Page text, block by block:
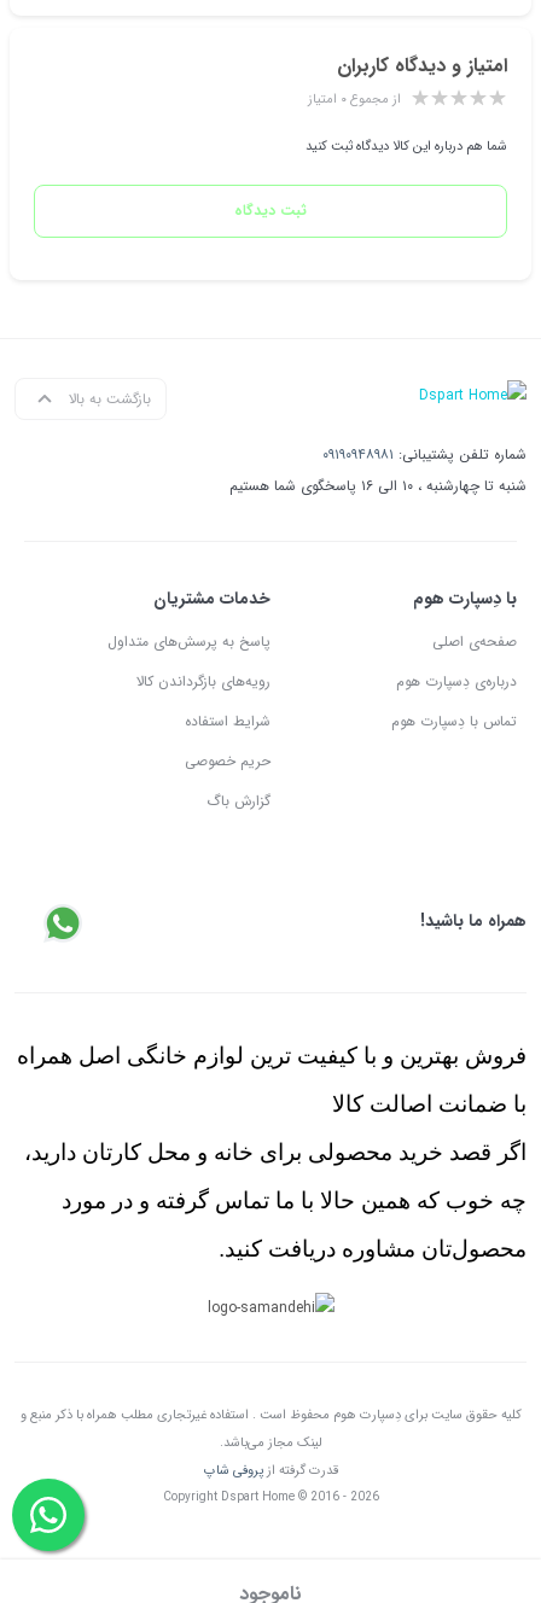
امتیاز و دیدگاه کاربران
از مجموع ۰ امتیاز
شما هم درباره این کالا دیدگاه ثبت کنید
ثبت دیدگاه
ناموجود
بازگشت به بالا
شماره تلفن پشتیبانی: ۰۹۱۹۰۹۴۸۹۸۱
شنبه تا چهارشنبه ، ۱۰ الی ۱۶ پاسخگوی شما هستیم
با دِسپارت هوم
صفحه‌ی اصلی
درباره‌ی دِسپارت هوم
تماس با دِسپارت هوم
خدمات مشتریان
پاسخ به پرسش‌های متداول
رویه‌های بازگرداندن کالا
شرایط استفاده
حریم خصوصی
گزارش باگ
همراه ما باشید!
فروش بهترین و با کیفیت ترین لوازم خانگی اصل همراه
با ضمانت اصالت کالا
اگر قصد خرید محصولی برای خانه و محل کارتان دارید،
چه خوب که همین حالا با ما تماس گرفته و در مورد
محصول‌تان مشاوره دریافت کنید.
کلیه حقوق سایت برای دِسپارت هوم محفوظ است . استفاده غیرتجاری مطلب همراه با ذکر منبع و
لینک مجاز می‌باشد.
قدرت گرفته ازپروفی شاپ
Copyright Dspart Home © 2016 - 2026